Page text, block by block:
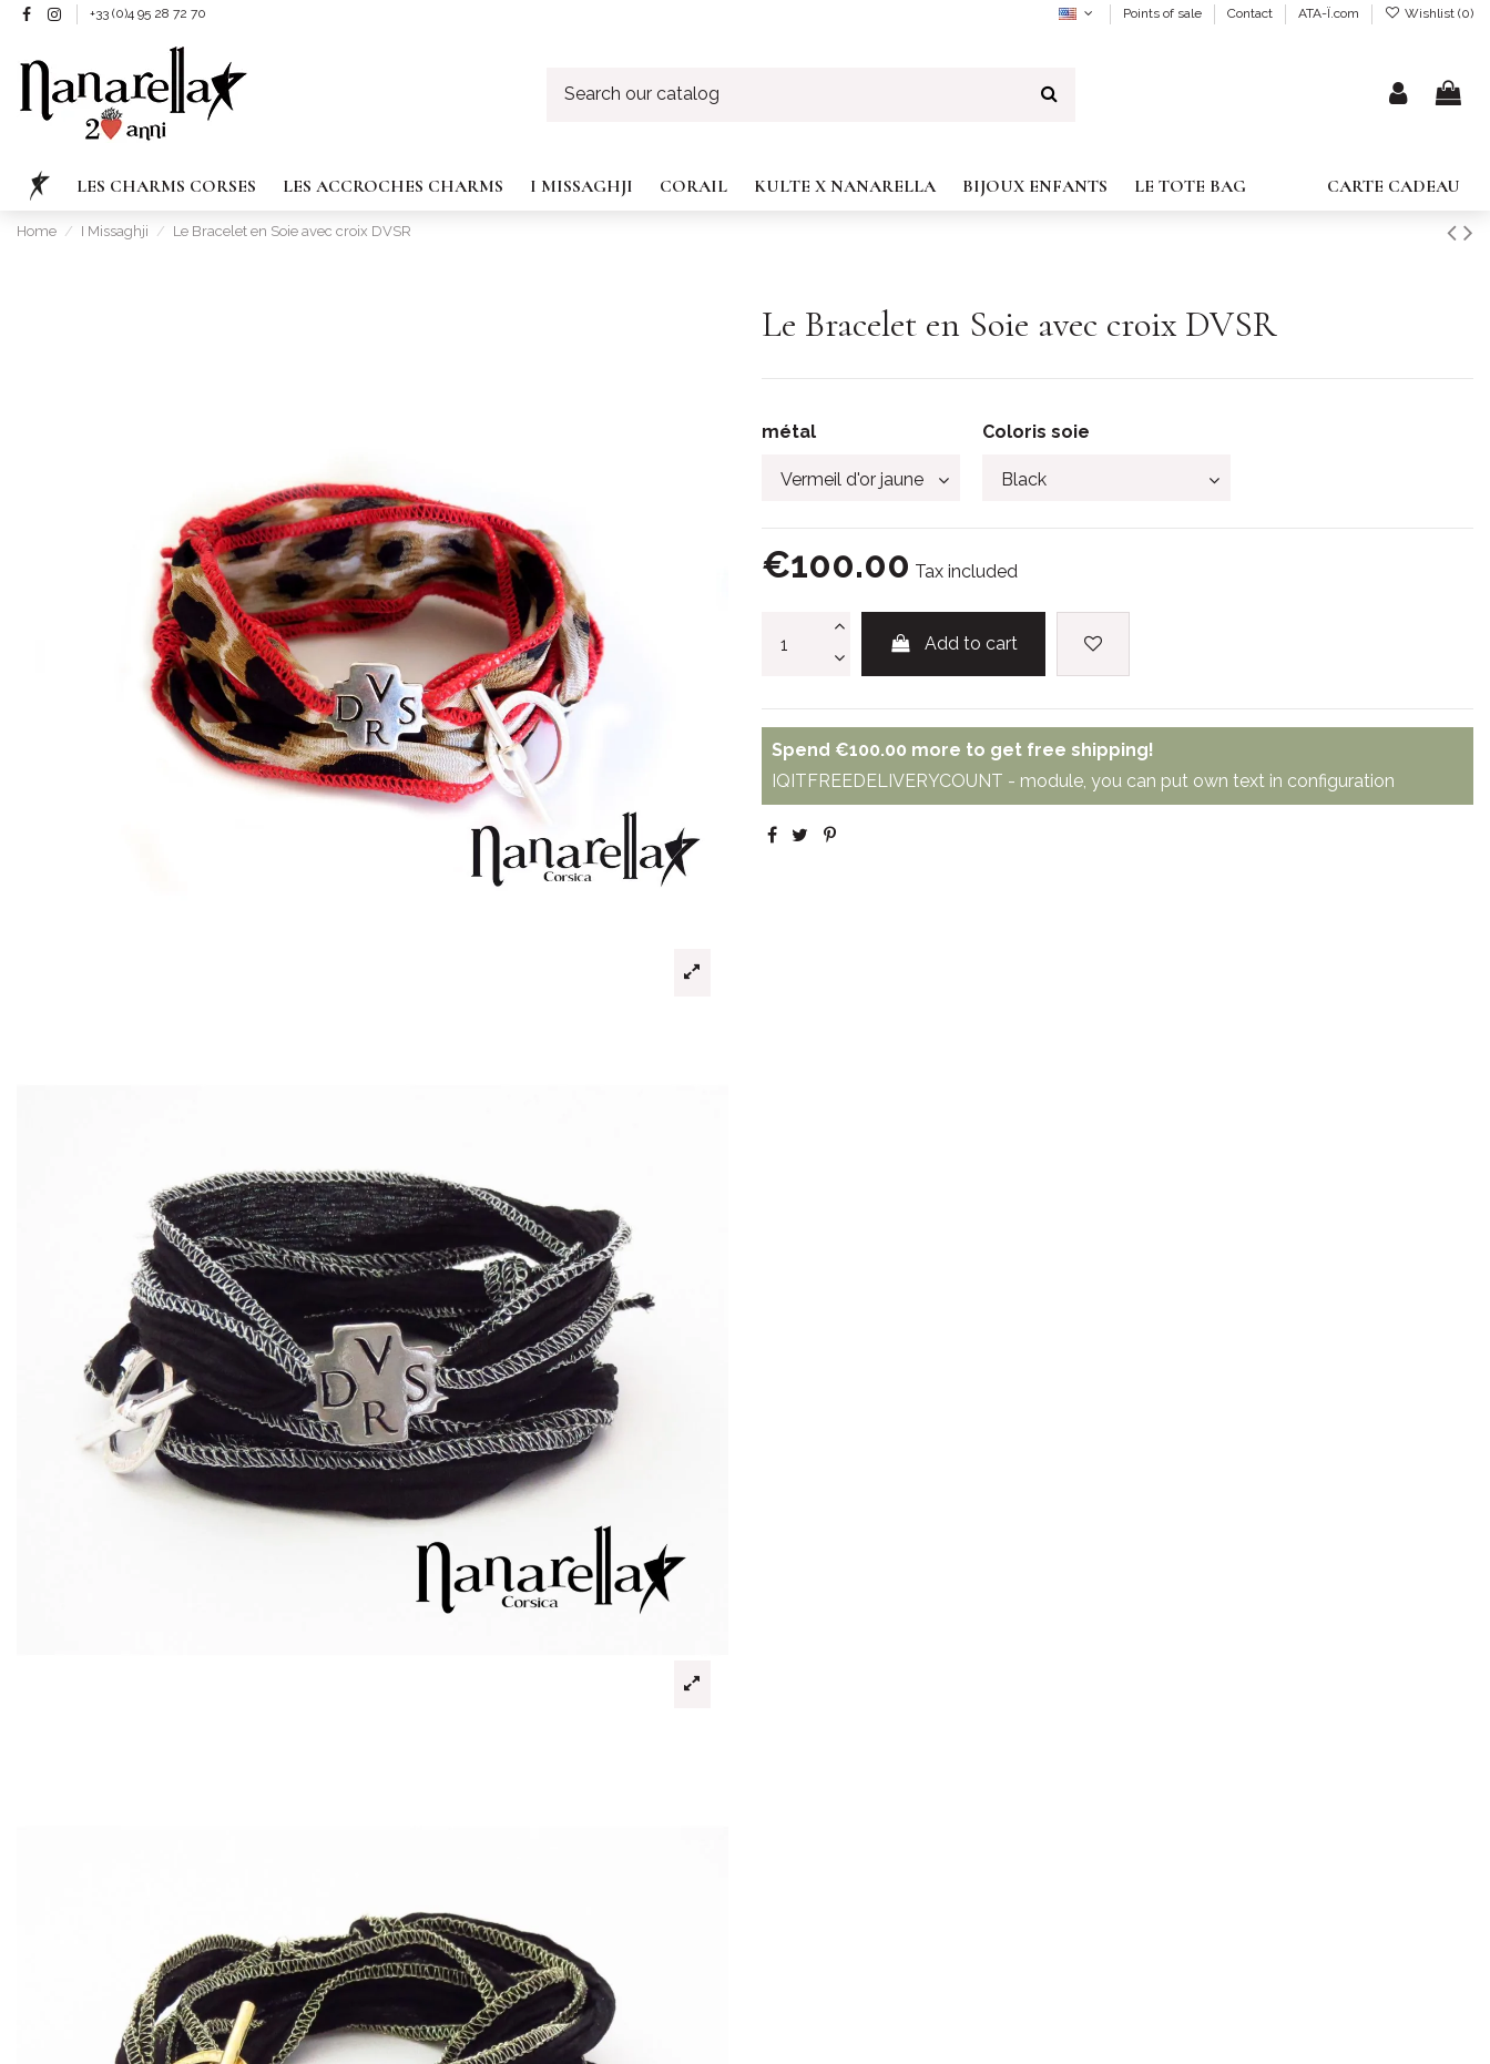
+33 (0)4 95 28 72 70 Points of sale Contact ATA-Ï.com Wishlist (0)
LES CHARMS CORSES LES ACCROCHES CHARMS I MISSAGHJI CORAIL KULTE X NANARELLA BIJOUX ENFANTS CARTE CADEAU
LE TOTE BAG
Home I Missaghji Le Bracelet en Soie avec croix DVSR
Le Bracelet en Soie avec croix DVSR
métal Coloris soie
€100.00 Tax included
Add to cart
Spend €100.00 more to get free shipping!
IQITFREEDELIVERYCOUNT - module, you can put own text in configuration